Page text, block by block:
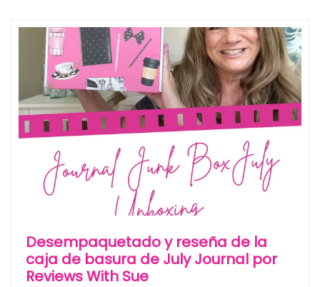
Desempaquetado y reseña de la
caja de basura de July Journal por
Reviews With Sue